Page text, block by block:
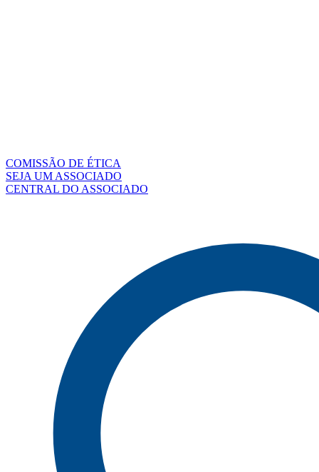
COMISSÃO DE ÉTICA
SEJA UM ASSOCIADO
CENTRAL DO ASSOCIADO